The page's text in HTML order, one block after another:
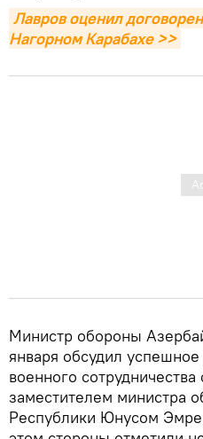
Лавров оценил
Нагорном Карабахе >>
Министр обороны
января обсудил
военного
заместителем министра
Республики Юнусом